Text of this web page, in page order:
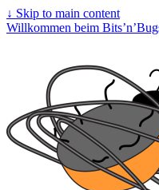
↓ Skip to main content
Willkommen beim